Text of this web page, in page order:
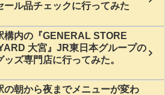
ール品チェックに行ってみた
構内の『GENERAL STORE
大宮』JR東日本グループの
ッズ専門店に行ってみた。
の朝から夜までメニューが変わ